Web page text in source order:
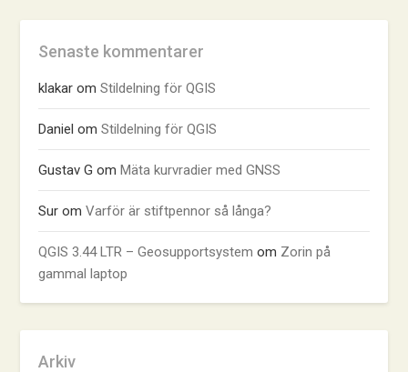
Senaste kommentarer
klakar omStildelning för QGIS
Daniel omStildelning för QGIS
Gustav G omMäta kurvradier med GNSS
Sur omVarför är stiftpennor så långa?
QGIS 3.44 LTR – Geosupportsystem om Zorin på
gammal laptop
Arkiv